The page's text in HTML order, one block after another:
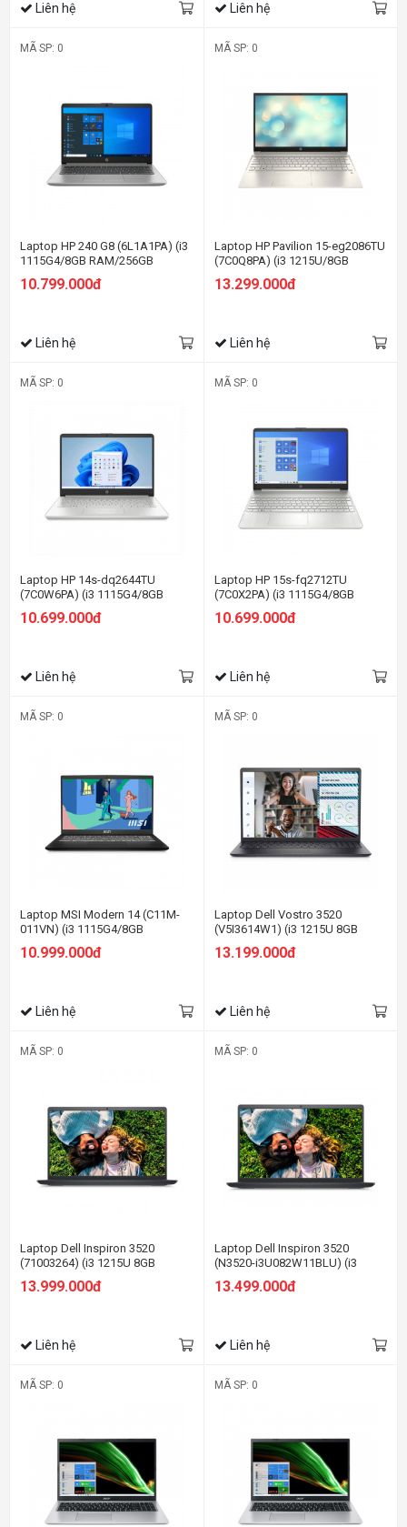
Liên hệ Liên hệ
MÃ SP: 0
Laptop HP 240 G8 (6L1A1PA) (i3
1115G4/8GB RAM/256GB
10.799.000đ
Liên hệ
MÃ SP: 0
Laptop HP Pavilion 15-eg2086TU
(7C0Q8PA) (i3 1215U/8GB
FHD/Win11/Vàng)
13.299.000đ
Liên hệ
MÃ SP: 0
Laptop HP 14s-dq2644TU
(7C0W6PA) (i3 1115G4/8GB
RAM/256GB SSD/14
FHD/Win11/Bạc)
10.699.000đ
Liên hệ
MÃ SP: 0
Laptop HP 15s-fq2712TU
(7C0X2PA) (i3 1115G4/8GB
RAM/256GB SSD/15.6
HD/Win11/Bạc)
10.699.000đ
Liên hệ
MÃ SP: 0
Laptop MSI Modern 14 (C11M-
011VN) (i3 1115G4/8GB
FHD/Win11/Đen)
10.999.000đ
Liên hệ
MÃ SP: 0
Laptop Dell Vostro 3520
(V5I3614W1) (i3 1215U 8GB
FHD/Win11/OfficeHS21/Xám)
13.199.000đ
Liên hệ
MÃ SP: 0
Laptop Dell Inspiron 3520
(71003264) (i3 1215U 8GB
RAM/512GB SSD/15.6 inch
FHD/Win11/OfficeHS21/Đen)
13.999.000đ
Liên hệ
MÃ SP: 0
Laptop Dell Inspiron 3520
(N3520-i3U082W11BLU) (i3
1215U 8GB RAM/256GB
SSD/15.6 inch
13.499.000đ
Liên hệ
MÃ SP: 0 MÃ SP: 0